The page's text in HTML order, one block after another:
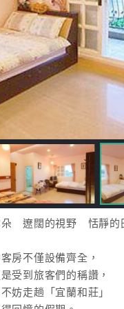
遼闊的視野 恬靜的
房不僅設備齊全，
受到旅客們的稱讚，
妨走趟「宜蘭和莊」